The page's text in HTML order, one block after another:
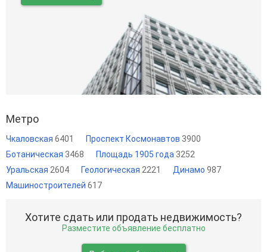
Метро
Чкаловская 6401 Проспект Космонавтов 3900
Ботаническая 3468 Площадь 1905 года 3252
Уральская 2604 Геологическая 2221 Динамо 987
Машиностроителей 617
Хотите сдать или продать недвижимость?
Разместите объявление бесплатно